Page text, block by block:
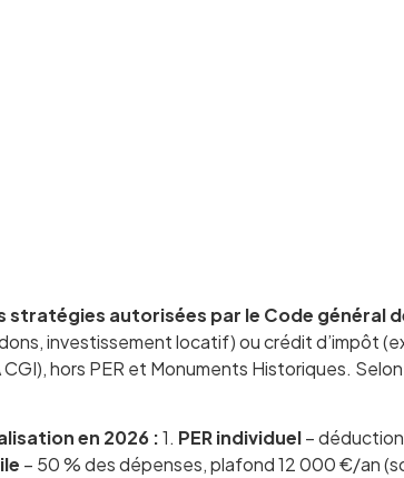
stratégies autorisées par le Code général
investissement locatif) ou crédit d’impôt
hors PER et Monuments Historiques.
en 2026 :1. PER individuel–
– 50 % des dépenses, plafond 12 000 €/an